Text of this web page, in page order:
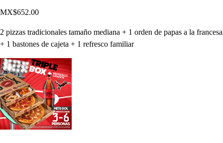
MX$652.00
2 pizzas tradicionales tamaño mediana + 1 orden de papas a la francesa
+ 1 bastones de cajeta + 1 refresco familiar